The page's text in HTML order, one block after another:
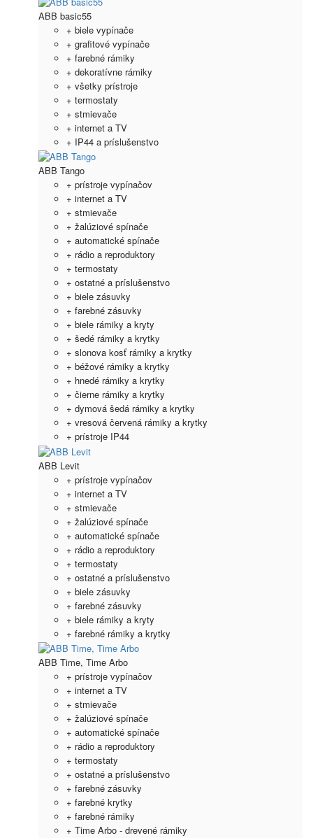
ABB basic55
+ biele vypínače
+ grafitové vypínače
+ farebné rámiky
+ dekoratívne rámiky
+ všetky prístroje
+ termostaty
+ stmievače
+ internet a TV
+ IP44 a príslušenstvo
ABB Tango
+ prístroje vypínačov
+ internet a TV
+ stmievače
+ žalúziové spínače
+ automatické spínače
+ rádio a reproduktory
+ termostaty
+ ostatné a príslušenstvo
+ biele zásuvky
+ farebné zásuvky
+ biele rámiky a kryty
+ šedé rámiky a krytky
+ slonova kosť rámiky a krytky
+ béžové rámiky a krytky
+ hnedé rámiky a krytky
+ čierne rámiky a krytky
+ dymová šedá rámiky a krytky
+ vresová červená rámiky a krytky
+ prístroje IP44
ABB Levit
+ prístroje vypínačov
+ internet a TV
+ stmievače
+ žalúziové spínače
+ automatické spínače
+ rádio a reproduktory
+ termostaty
+ ostatné a príslušenstvo
+ biele zásuvky
+ farebné zásuvky
+ biele rámiky a kryty
+ farebné rámiky a krytky
ABB Time, Time Arbo
+ prístroje vypínačov
+ internet a TV
+ stmievače
+ žalúziové spínače
+ automatické spínače
+ rádio a reproduktory
+ termostaty
+ ostatné a príslušenstvo
+ farebné zásuvky
+ farebné krytky
+ farebné rámiky
+ Time Arbo - drevené rámiky